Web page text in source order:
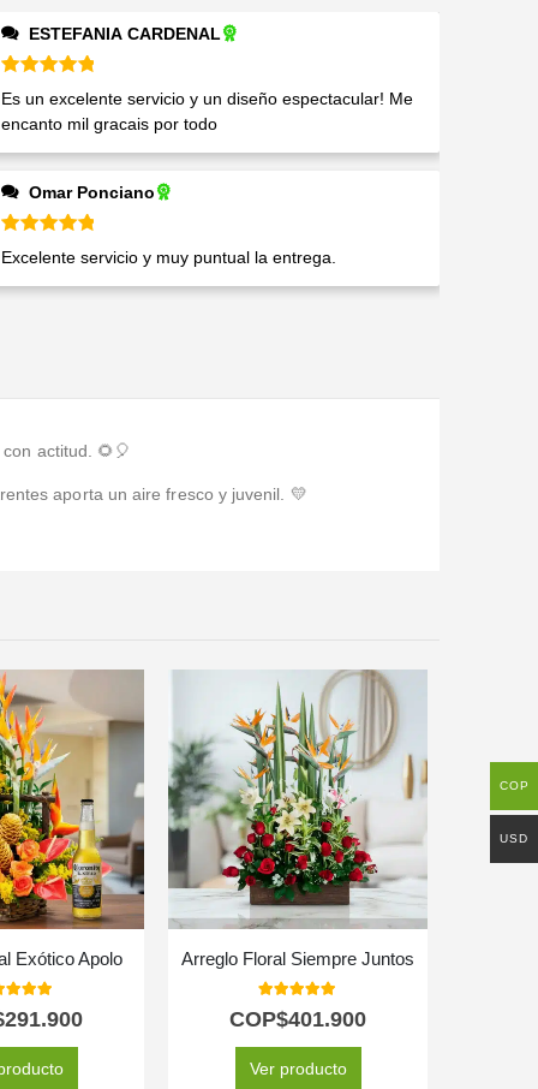
ESTEFANIA CARDENAL
Valorado en
Es un excelente servicio y un diseño espectacular! Me
encanto mil gracais por todo
Omar Ponciano
Valorado en 5 de 5
Excelente servicio y muy puntual la entrega.
actitud. 🌻🎈
aporta un aire fresco y juvenil. 💛
Exótico Apolo
291.900
Arreglo Floral Siempre Juntos
COP$401.900
Ver producto
COP
USD